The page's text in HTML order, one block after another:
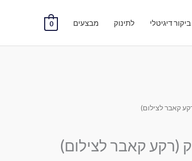
דיגיטלי לתינוק מבצעים 0
קאבר לצילום)
(רקע קאבר לצילום)